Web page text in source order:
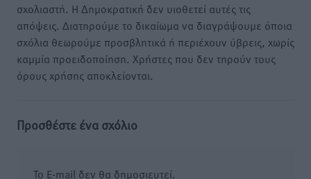
σχολιαστή. Η Δημοκρατική δεν υιοθετεί αυτές τις
απόψεις. Διατηρούμε το δικαίωμα να διαγράψουμε όποια
σχόλια θεωρούμε προσβλητικά ή περιέχουν ύβρεις, χωρίς
καμμία προειδοποίηση. Χρήστες που δεν τηρούν τους
όρους χρήσης αποκλείονται.
Προσθέστε ένα σχόλιο
Το E-mail δεν θα δημοσιευτεί.